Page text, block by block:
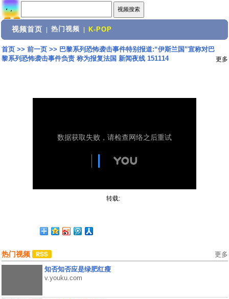
视频首页 热门视频 K-POP
首页>> 前一页>> 巴黎系列恐怖袭击事件特别报道:“伊斯兰国”宣称对巴
黎系列恐怖袭击事件负责 称为报复法国 新闻夜线 151114
更多
转载:
热门视频 更多
知否知否应是绿肥红瘦
v.youku.com